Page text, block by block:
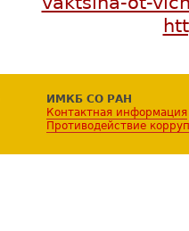
ИМКБ СО РАН
Контактная информация
Противодействие